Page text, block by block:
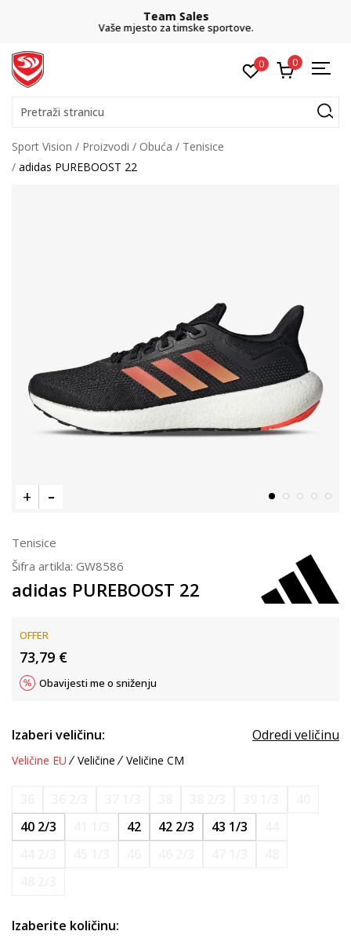
Team Sales
Vaše mjesto za timske sportove.
0 0
Pretraži stranicu
Sport Vision Proizvodi Obuća
Tenisice
adidas PUREBOOST 22
Tenisice
Šifra artikla: GW8586
adidas PUREBOOST 22
OFFER
73,79 €
Obavijesti me o sniženju
Izaberi veličinu: Odredi veličinu
Veličine EU Veličine Veličine CM
40 2/3
42 42 2/3 43 1/3
Izaberite količinu: